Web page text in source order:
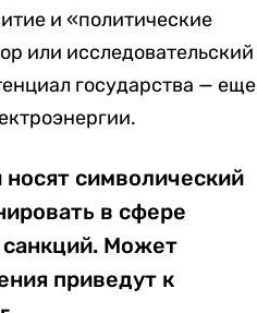
и «политические
или исследовательский
государства — еще
символический
в сфере
санкций. Может
приведут к